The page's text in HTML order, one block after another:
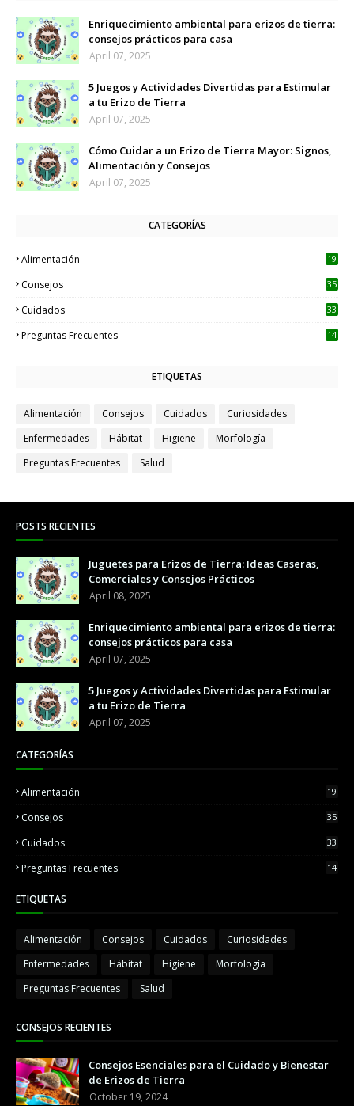
Enriquecimiento ambiental para erizos de tierra:
consejos prácticos para casa
April 07, 2025
5 Juegos y Actividades Divertidas para Estimular
a tu Erizo de Tierra
April 07, 2025
Cómo Cuidar a un Erizo de Tierra Mayor: Signos,
Alimentación y Consejos
April 07, 2025
CATEGORÍAS
Alimentación 19
Consejos 35
Cuidados 33
Preguntas Frecuentes 14
ETIQUETAS
Alimentación Consejos Cuidados
Curiosidades
Enfermedades
Hábitat Higiene
Morfología
Preguntas Frecuentes
Salud
POSTS RECIENTES
Juguetes para Erizos de Tierra: Ideas Caseras,
Comerciales y Consejos Prácticos
April 08, 2025
Enriquecimiento ambiental para erizos de tierra:
consejos prácticos para casa
April 07, 2025
5 Juegos y Actividades Divertidas para Estimular
a tu Erizo de Tierra
April 07, 2025
CATEGORÍAS
Alimentación 19
Consejos 35
Cuidados 33
Preguntas Frecuentes 14
ETIQUETAS
Alimentación Consejos Cuidados
Curiosidades
Enfermedades
Hábitat Higiene
Morfología
Preguntas Frecuentes
Salud
CONSEJOS RECIENTES
Consejos Esenciales para el Cuidado y Bienestar
de Erizos de Tierra
October 19, 2024